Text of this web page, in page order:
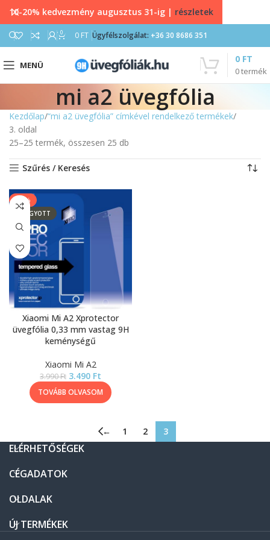
0 0 FT Ügyfélszolgálat: +36 30 8686 351
MENÜ
0termék
0 FT
mi a2 üvegfólia
Kezdőlap “mi a2 üvegfólia” címkével rendelkező termékek
3. oldal
25–25 termék, összesen 25 db
Szűrés / Keresés
-13%
ELFOGYOTT
Xiaomi Mi A2 Xprotector
üvegfólia 0,33 mm vastag 9H
keménységű
Xiaomi Mi A2
3.990Ft 3.490 Ft
TOVÁBB OLVASOM
← 1 2 3
ELÉRHETŐSÉGEK
CÉGADATOK
OLDALAK
ÚJ TERMÉKEK
10-20% kedvezmény augusztus 31-ig | részletek